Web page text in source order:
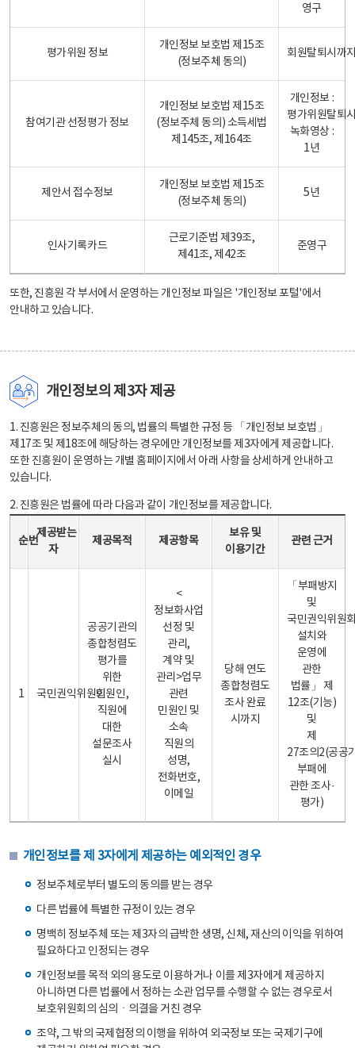
영구
평가위원 정보
개인정보 보호법 제15조
(정보주체 동의)
회원탈퇴시까
참여기관 선정평가 정보
개인정보 보호법 제15조
(정보주체 동의) 소득세법
제145조, 제164조
개인정보 :
평가위원탈퇴
녹화영상 :
1년
제안서 접수정보
개인정보 보호법 제15조
(정보주체 동의)
5년
인사기록카드
근로기준법 제39조,
제41조, 제42조
준영구
또한, 진흥원 각 부서에서 운영하는 개인정보 파일은 '개인정보 포털'에서
안내하고 있습니다.
개인정보의 제3자 제공
1. 진흥원은 정보주체의 동의, 법률의 특별한 규정 등 「개인정보 보호법」
제17조 및 제18조에 해당하는 경우에만 개인정보를 제3자에게 제공합니다.
또한 진흥원이 운영하는 개별 홈페이지에서 아래 사항을 상세하게 안내하고
있습니다.
2. 진흥원은 법률에 따라 다음과 같이 개인정보를 제공합니다.
순번
제공받는
자
제공목적 제공항목
보유 및
이용기간
관련 근거
1 국민권익위원회
공공기관의
종합청렴도
평가를
위한
민원인,
직원에
대한
설문조사
실시
<
정보화사업
선정 및
관리,
계약 및
관리>업무
관련
민원인 및
소속
직원의
성명,
전화번호,
이메일
당해 연도
종합청렴도
조사 완료
시까지
「부패방지
및
국민권익위원
설치와
운영에
관한
법률」 제
12조(기능)
및
제
27조의2(공공
부패에
관한 조사·
평가)
개인정보를 제 3자에게 제공하는 예외적인 경우
정보주체로부터 별도의 동의를 받는 경우
다른 법률에 특별한 규정이 있는 경우
명백히 정보주체 또는 제3자의 급박한 생명, 신체, 재산의 이익을 위하여
필요하다고 인정되는 경우
개인정보를 목적 외의 용도로 이용하거나 이를 제3자에게 제공하지
아니하면 다른 법률에서 정하는 소관 업무를 수행할 수 없는 경우로서
보호위원회의 심의ㆍ의결을 거친 경우
조약, 그 밖의 국제협정의 이행을 위하여 외국정보 또는 국제기구에